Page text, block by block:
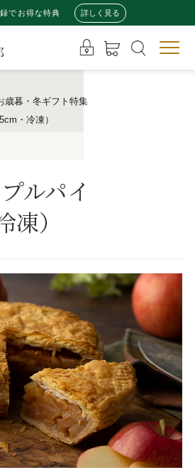
でお得な特典 詳しく見る
歳暮・冬ギフト特集
・冷凍）
ルパイ
凍）